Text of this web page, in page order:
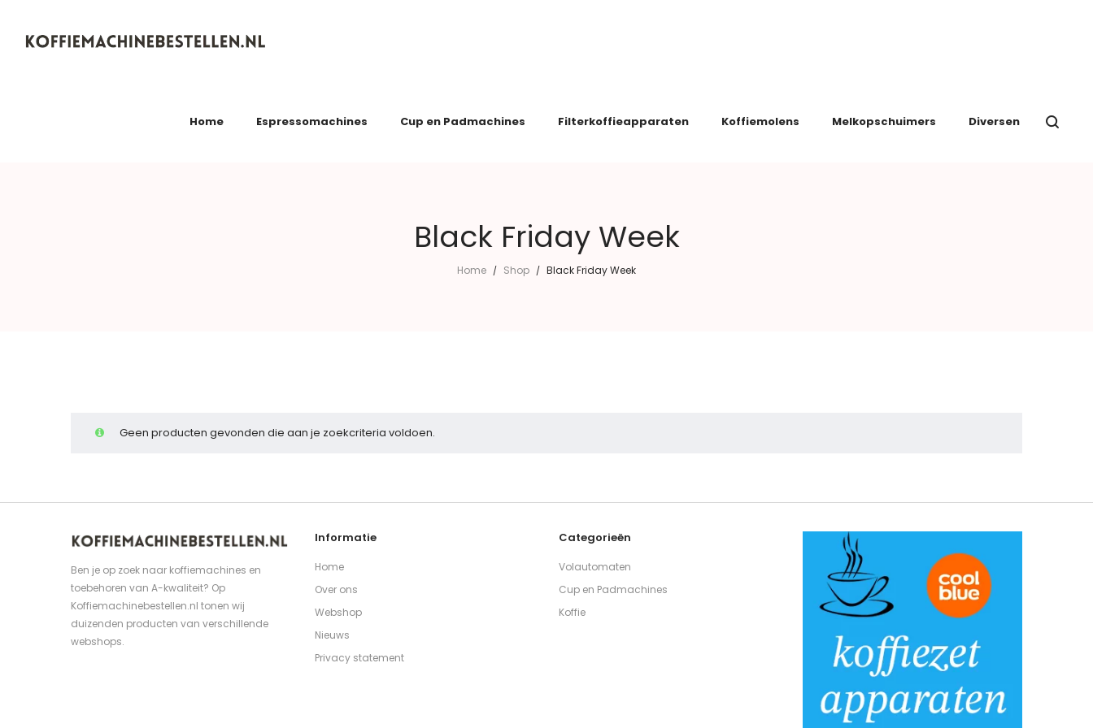
Home Espressomachines Cup en Padmachines Filterkoffieapparaten Koffiemolens Melkopschuimers Diversen
Black Friday Week
Home / Shop / Black Friday Week
Geen producten gevonden die aan je zoekcriteria voldoen.
Ben je op zoek naar koffiemachines en
toebehoren van A-kwaliteit? Op
Koffiemachinebestellen.nl tonen wij
duizenden producten van verschillende
webshops.
Informatie
Home
Over ons
Webshop
Nieuws
Privacy statement
Categorieën
Volautomaten
Cup en Padmachines
Koffie